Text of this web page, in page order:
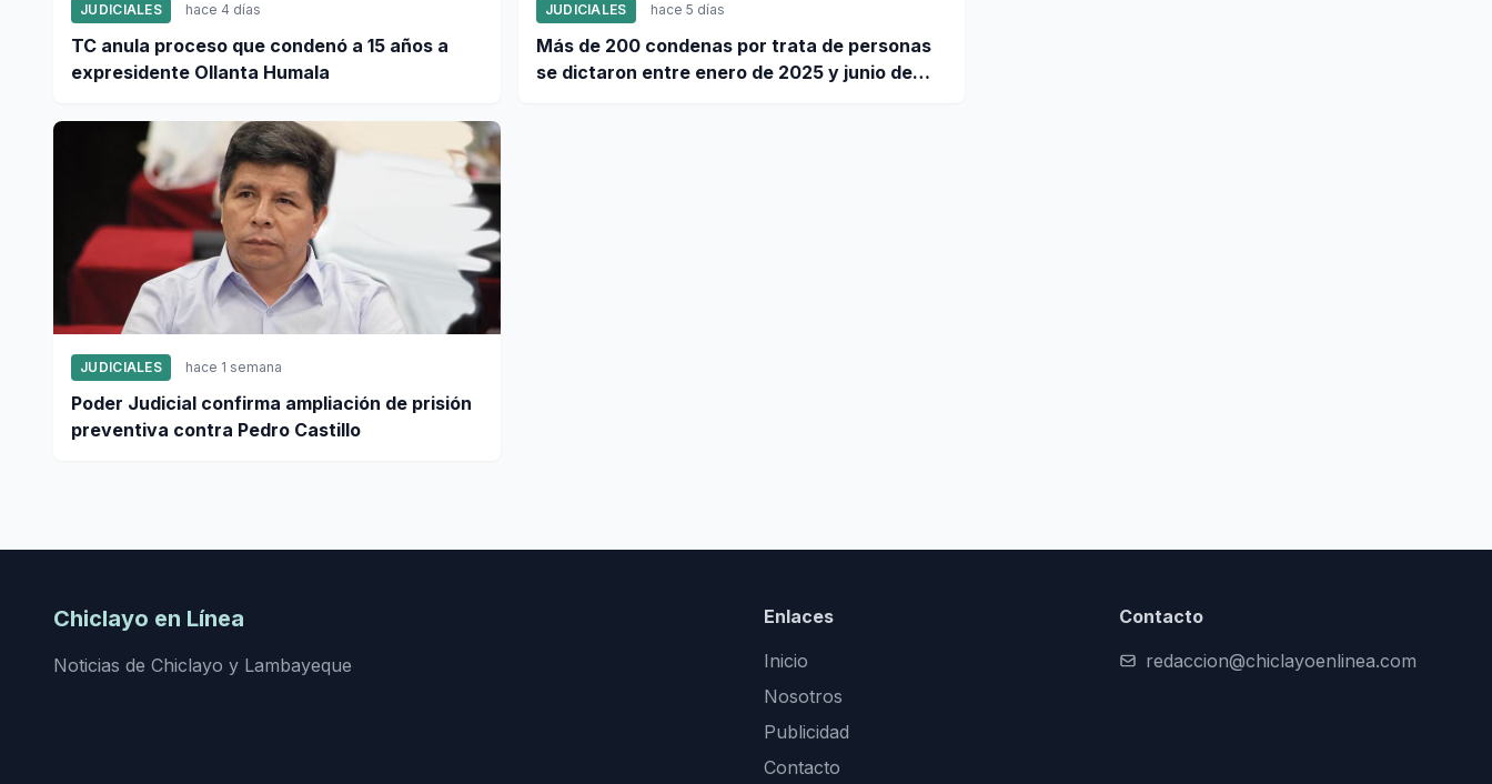
JUDICIALES hace 4 días
TC anula proceso que condenó a 15 años a
expresidente Ollanta Humala
JUDICIALES hace 5 días
Más de 200 condenas por trata de personas
se dictaron entre enero de 2025 y junio de
JUDICIALES hace 1 semana
Poder Judicial confirma ampliación de prisión
preventiva contra Pedro Castillo
Chiclayo en Línea
Noticias de Chiclayo y Lambayeque
Enlaces
Inicio
Nosotros
Publicidad
Contacto
Contacto
redaccion@chiclayoenlinea.com